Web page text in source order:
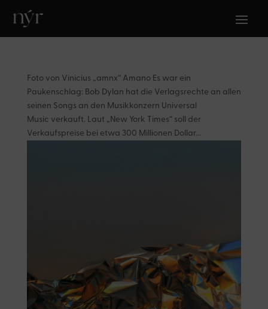
Foto von Vinicius „amnx“ Amano Es war ein
Paukenschlag: Bob Dylan hat die Verlagsrechte an allen
seinen Songs an den Musikkonzern Universal
Music verkauft. Laut „New York Times“ soll der
Verkaufspreise bei etwa 300 Millionen Dollar...